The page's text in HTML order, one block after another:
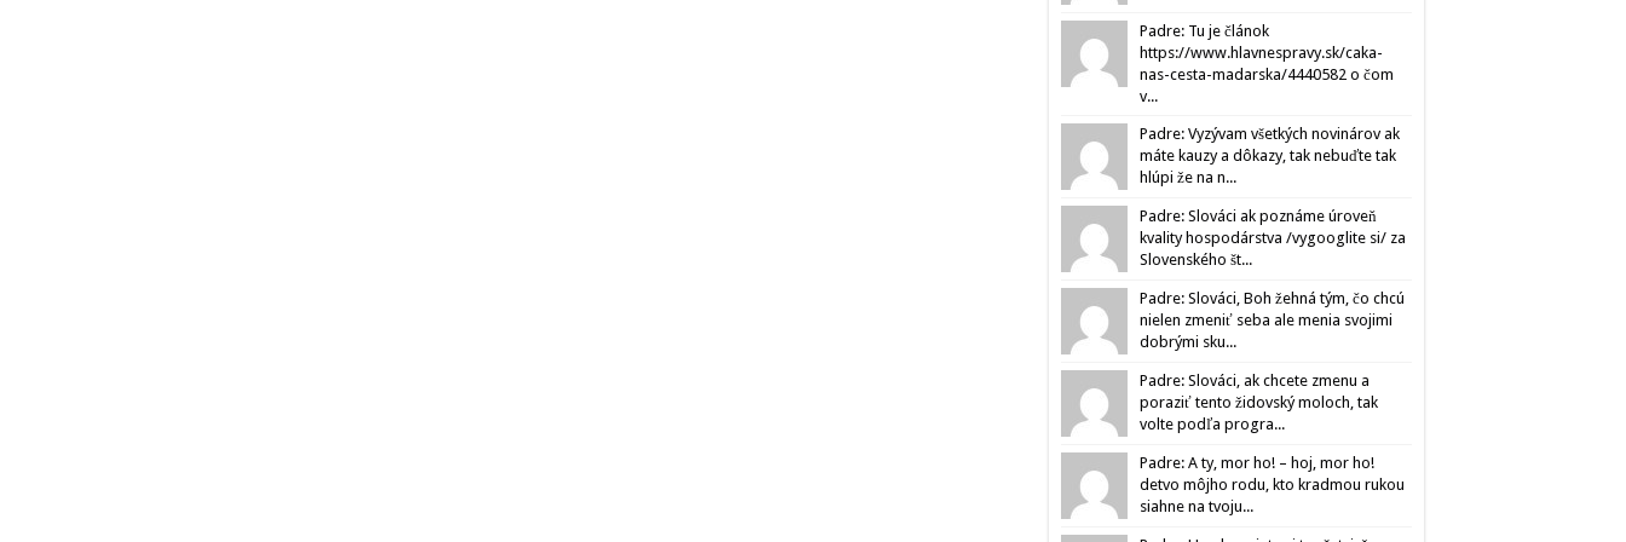
Padre: Tu je článok
https://www.hlavnespravy.sk/caka-
nas-cesta-madarska/4440582 o čom
v...
Padre: Vyzývam všetkých novinárov ak
máte kauzy a dôkazy, tak nebuďte tak
hlúpi že na n...
Padre: Slováci ak poznáme úroveň
kvality hospodárstva /vygooglite si/ za
Slovenského št...
Padre: Slováci, Boh žehná tým, čo chcú
nielen zmeniť seba ale menia svojimi
dobrými sku...
Padre: Slováci, ak chcete zmenu a
poraziť tento židovský moloch, tak
volte podľa progra...
Padre: A ty, mor ho! – hoj, mor ho!
detvo môjho rodu, kto kradmou rukou
siahne na tvoju...